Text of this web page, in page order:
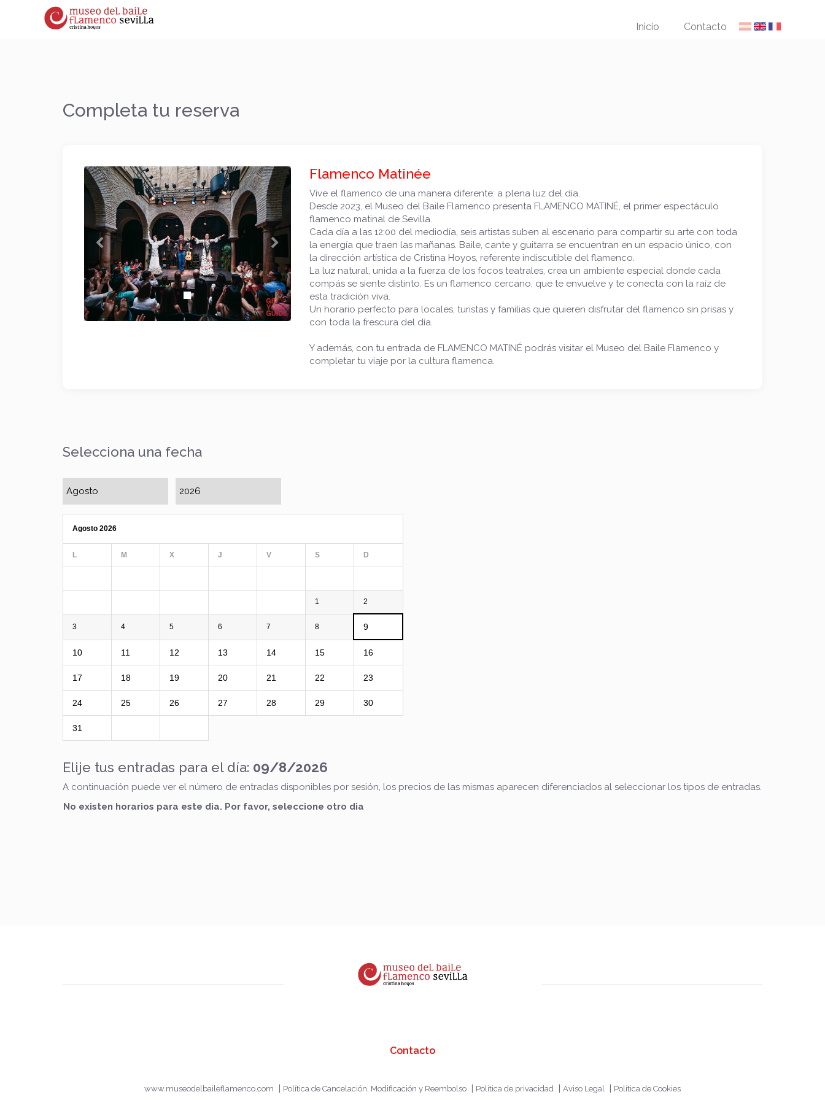
Inicio Contacto
Completa tu reserva
Anterior Siguiente
Flamenco Matinée
Vive el flamenco de una manera diferente: a plena luz del día.
Desde 2023, el Museo del Baile Flamenco presenta FLAMENCO MATINÉ, el primer espectáculo
flamenco matinal de Sevilla.
Cada día a las 12:00 del mediodía, seis artistas suben al escenario para compartir su arte con toda
la energía que traen las mañanas. Baile, cante y guitarra se encuentran en un espacio único, con
la dirección artística de Cristina Hoyos, referente indiscutible del flamenco.
La luz natural, unida a la fuerza de los focos teatrales, crea un ambiente especial donde cada
compás se siente distinto. Es un flamenco cercano, que te envuelve y te conecta con la raíz de
esta tradición viva.
Un horario perfecto para locales, turistas y familias que quieren disfrutar del flamenco sin prisas y
con toda la frescura del día.
Y además, con tu entrada de FLAMENCO MATINÉ podrás visitar el Museo del Baile Flamenco y
completar tu viaje por la cultura flamenca.
Selecciona una fecha
Agosto 2026
L M X J V S D
1 2
3 4 5 6 7 8 9
10 11 12 13 14 15 16
17 18 19 20 21 22 23
24 25 26 27 28 29 30
31
Elije tus entradas para el día: 09/8/2026
A continuación puede ver el número de entradas disponibles por sesión, los precios de las mismas aparecen diferenciados al seleccionar los tipos de entradas.
No existen horarios para este dia. Por favor, seleccione otro dia
Contacto
www.museodelbaileflamenco.com | Política de Cancelación, Modificación y Reembolso | Política de privacidad | Aviso Legal | Política de Cookies